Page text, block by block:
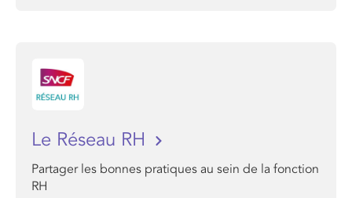
Le Réseau RH
Partager les bonnes pratiques au sein de la fonction
RH